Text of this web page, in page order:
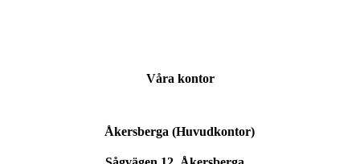
Våra kontor
Åkersberga (Huvudkontor)